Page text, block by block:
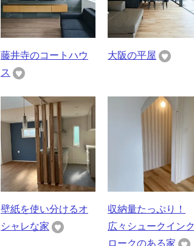
藤井寺のコートハウ
ス
大阪の平屋
壁紙を使い分けるオ
シャレな家
収納量たっぷり！
広々シュークインク
ロークのある家